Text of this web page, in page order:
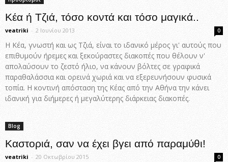
Κέα ή Τζιά, τόσο κοντά και τόσο μαγικά..
veatriki - 2 Ιουνίου 2013 0
Η Κέα, γνωστή και ως Τζιά, είναι το ιδανικό μέρος γι' αυτούς που
επιθυμούν ήρεμες και ξεκούραστες διακοπές που θέλουν ν'
απολαύσουν το ζεστό ήλιο, να κάνουν βόλτες σε γραφικά
παραθαλάσσια και ορεινά χωριά και να εξερευνήσουν φυσικά
τοπία. Η κοντινή απόσταση της Κέας από την Αθήνα την κάνει
ιδανική για διήμερες ή μεγαλύτερης διάρκειας διακοπές.
Blog
Καστοριά, σαν να έχει βγει από παραμύθι!
veatriki - 20 Οκτωβρίου 2015 0